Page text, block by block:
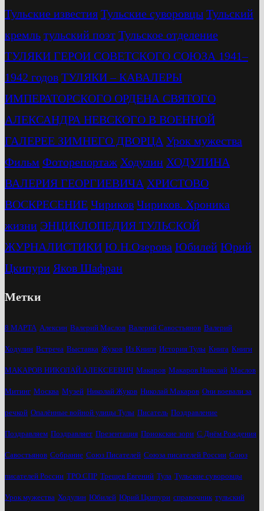
Тульские известия Тульские суворовцы Тульский
кремль тульский поэт Тульское отделение
ТУЛЯКИ ГЕРОИ СОВЕТСКОГО СОЮЗА 1941–
1942 годов ТУЛЯКИ – КАВАЛЕРЫ
ИМПЕРАТОРСКОГО ОРДЕНА СВЯТОГО
АЛЕКСАНДРА НЕВСКОГО В ВОЕННОЙ
ГАЛЕРЕЕ ЗИМНЕГО ДВОРЦА Урок мужества
Фильм Фоторепортаж Ходулин ХОДУЛИНА
ВАЛЕРИЯ ГЕОРГИЕВИЧА ХРИСТОВО
ВОСКРЕСЕНИЕ Чириков Чириков. Хроника
жизни ЭНЦИКЛОПЕДИЯ ТУЛЬСКОЙ
ЖУРНАЛИСТИКИ Ю.Н.Озерова Юбилей Юрий
Цкипури Яков Шафран
Метки
8 МАРТА Алексин Валерий Маслов Валерий Савостьянов Валерий
Ходулин Встреча Выставка Жуков Из Книги История Тулы Книга Книги
МАКАРОВ НИКОЛАЙ АЛЕКСЕЕВИЧ Макаров Макаров Николай Маслов
Митинг Москва Музей Николай Жуков Николай Макаров Они воевали за
речкой Опалённые войной улицы Тулы Писатель Поздравление
Поздравляем Поздравляет Презентация Приокские зори С Днём Рождения
Савостьянов Собрание Союз Писателей Союза писателей России Союз
писателей России ТРО СПР Трещев Евгений Тула Тульские суворовцы
Урок мужества Ходулин Юбилей Юрий Цкипури справочник тульский